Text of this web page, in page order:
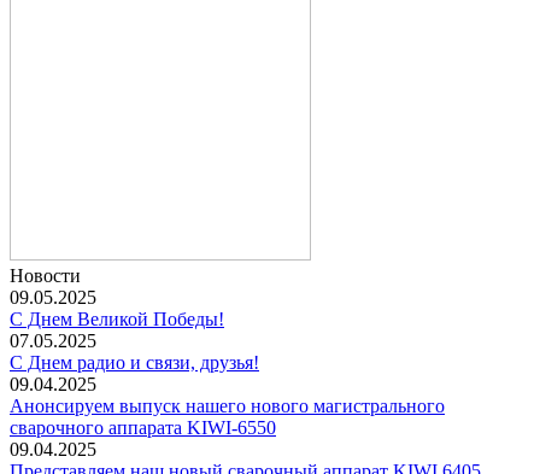
Новости
09.05.2025
С Днем Великой Победы!
07.05.2025
С Днем радио и связи, друзья!
09.04.2025
Анонсируем выпуск нашего нового магистрального
сварочного аппарата KIWI-6550
09.04.2025